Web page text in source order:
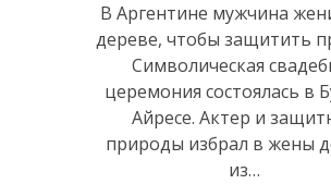
В Аргентине мужчина
дереве, чтобы защитить
Символическая
церемония состоялась в
Айресе. Актер и
природы избрал в жены
из…